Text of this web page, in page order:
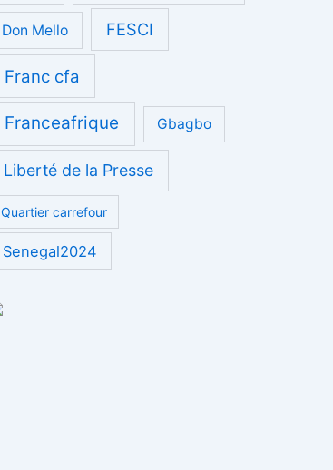
Don Mello FESCI
Franc cfa
Franceafrique Gbagbo
Liberté de la Presse
Quartier carrefour
Senegal2024